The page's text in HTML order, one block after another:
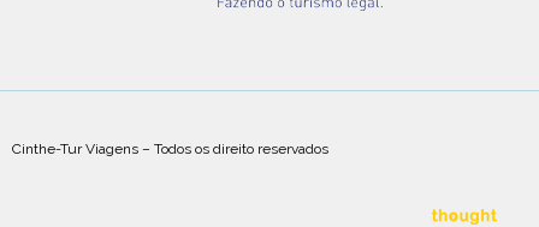
Cinthe-Tur Viagens – Todos os direito reservados